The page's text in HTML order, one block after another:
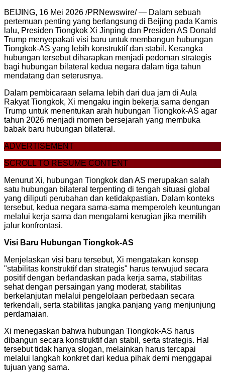
BEIJING, 16 Mei 2026 /PRNewswire/ — Dalam sebuah
pertemuan penting yang berlangsung di Beijing pada Kamis
lalu, Presiden Tiongkok Xi Jinping dan Presiden AS Donald
Trump menyepakati visi baru untuk membangun hubungan
Tiongkok-AS yang lebih konstruktif dan stabil. Kerangka
hubungan tersebut diharapkan menjadi pedoman strategis
bagi hubungan bilateral kedua negara dalam tiga tahun
mendatang dan seterusnya.
Dalam pembicaraan selama lebih dari dua jam di Aula
Rakyat Tiongkok, Xi mengaku ingin bekerja sama dengan
Trump untuk menentukan arah hubungan Tiongkok-AS agar
tahun 2026 menjadi momen bersejarah yang membuka
babak baru hubungan bilateral.
ADVERTISEMENT
SCROLL TO RESUME CONTENT
Menurut Xi, hubungan Tiongkok dan AS merupakan salah
satu hubungan bilateral terpenting di tengah situasi global
yang diliputi perubahan dan ketidakpastian. Dalam konteks
tersebut, kedua negara sama-sama memperoleh keuntungan
melalui kerja sama dan mengalami kerugian jika memilih
jalur konfrontasi.
Visi Baru Hubungan Tiongkok-AS
Menjelaskan visi baru tersebut, Xi mengatakan konsep
"stabilitas konstruktif dan strategis" harus terwujud secara
positif dengan berlandaskan pada kerja sama, stabilitas
sehat dengan persaingan yang moderat, stabilitas
berkelanjutan melalui pengelolaan perbedaan secara
terkendali, serta stabilitas jangka panjang yang menjunjung
perdamaian.
Xi menegaskan bahwa hubungan Tiongkok-AS harus
dibangun secara konstruktif dan stabil, serta strategis. Hal
tersebut tidak hanya slogan, melainkan harus tercapai
melalui langkah konkret dari kedua pihak demi menggapai
tujuan yang sama.